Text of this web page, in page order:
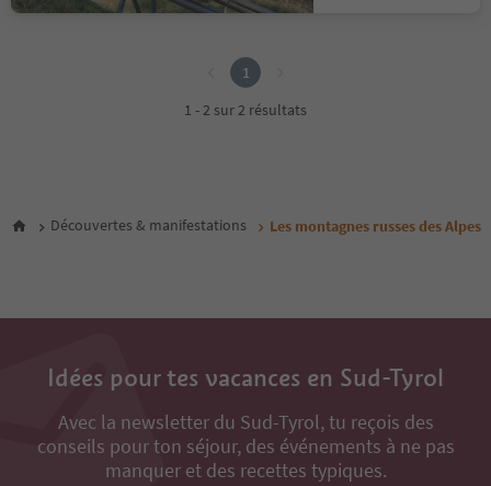
1
1 - 2 sur 2 résultats
Découvertes & manifestations Les montagnes russes des Alpes
Idées pour tes vacances en Sud-Tyrol
Avec la newsletter du Sud-Tyrol, tu reçois des
conseils pour ton séjour, des événements à ne pas
manquer et des recettes typiques.